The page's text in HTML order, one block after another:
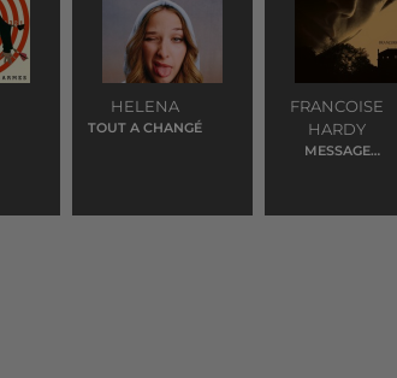
HELENA
TOUT A CHANGÉ
FRANCOISE
HARDY
MESSAGE